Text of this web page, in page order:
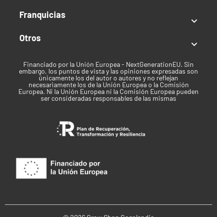
alcohol.
deterioran el acabado mate.
Brida: Inox con recubrimiento gomoso (durabilidad
extra).
Por qué te encantará
una pieza coleccionable con flow, pensada para
acompañarte en tu día a día sin perder estilo.
proceso de desfiltrar.
Franquicias

Otros

Financiado por la Unión Europea - NextGenerationEU. Sin
embargo, los puntos de vista y las opiniones expresadas son
únicamente los del autor o autores y no reflejan
necesariamente los de la Unión Europea o la Comisión
Europea. Ni la Unión Europea ni la Comisión Europea pueden
ser consideradas responsables de las mismas